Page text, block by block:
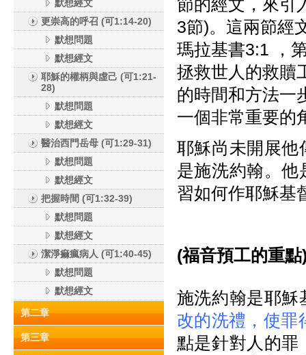
默想經文
更崇高的呼召 (可1:14-20)
默想問題
默想經文
耶穌的權柄與虛己 (可1:21-
28)
默想問題
默想經文
醫治西門岳母 (可1:29-31)
默想問題
默想經文
把握時間 (可1:32-39)
默想問題
默想經文
潔淨痲瘋病人 (可1:40-45)
默想問題
默想經文
第二章
第三章
節的經文，來引
3節)。這兩節經
瑪拉基書3:1 ，
拯救世人的救贖
的時間和方法一
一個非常重要的
耶穌尚未開展他
是施洗約翰。他
習如何作耶穌基
(福音預工的重點
施洗約翰是耶穌
改的洗禮，使罪
點是針對人的罪